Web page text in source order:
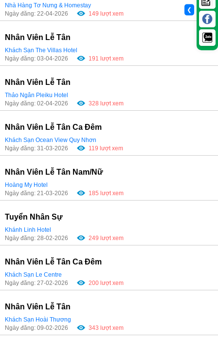
❮
Nhà Hàng Tơ Nưng & Homestay
Ngày đăng: 22-04-2026
149 lượt xem
Nhân Viên Lễ Tân
Khách Sạn The Villas Hotel
Ngày đăng: 03-04-2026
191 lượt xem
Nhân Viên Lễ Tân
Thảo Ngân Pleiku Hotel
Ngày đăng: 02-04-2026
328 lượt xem
Nhân Viên Lễ Tân Ca Đêm
Khách Sạn Ocean View Quy Nhơn
Ngày đăng: 31-03-2026
119 lượt xem
Nhân Viên Lễ Tân Nam/Nữ
Hoàng My Hotel
Ngày đăng: 21-03-2026
185 lượt xem
Tuyển Nhân Sự
Khánh Linh Hotel
Ngày đăng: 28-02-2026
249 lượt xem
Nhân Viên Lễ Tân Ca Đêm
Khách Sạn Le Centre
Ngày đăng: 27-02-2026
200 lượt xem
Nhân Viên Lễ Tân
Khách Sạn Hoài Thương
Ngày đăng: 09-02-2026
343 lượt xem